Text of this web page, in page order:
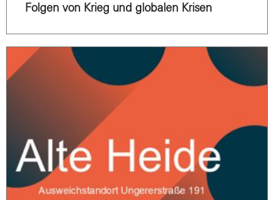
Folgen von Krieg und globalen Krisen